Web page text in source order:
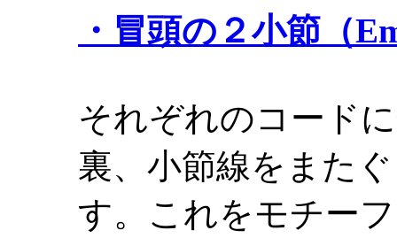
・冒頭の２小節（
それぞれのコード
裏、小節線をまた
す。これをモチー